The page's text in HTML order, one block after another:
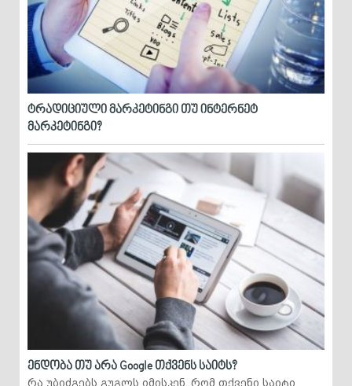
ტრადიციული მარკეტინგი თუ ინტერნეტ
მარკეტინგი?
ენდობა თუ არა Google თქვენს საიტს?
რა უბიძგებს გუგლს იმისკენ, რომ თქვენი საიტი